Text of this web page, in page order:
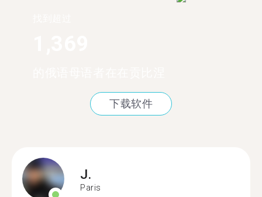
下载软件
J.
Paris